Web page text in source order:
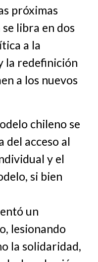
próximas
libra en dos
a la
la redefinición
a los nuevos
chileno se
del acceso al
y el
si bien
un
lesionando
la solidaridad,